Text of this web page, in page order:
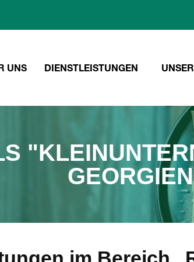
UNS DIENSTLEISTUNGEN
GEORGIEN